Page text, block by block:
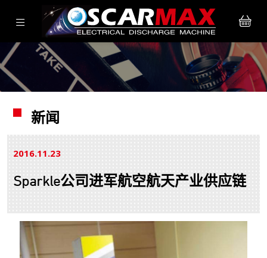
新闻
2016.11 23
Sparkle公司进军航空航天产业供应链